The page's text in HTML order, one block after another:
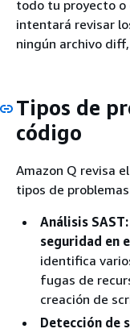
todo tu proyecto o
intentará revisar
ningún archivo
Tipos de
código
Amazon Q revisa
tipos de
Análisis
seguridad en
identifica
fugas de
creación de
Detección de